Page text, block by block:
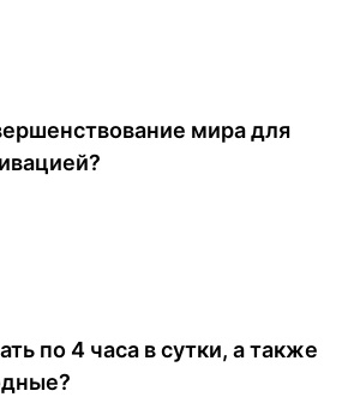
мира для
по 4 часа в сутки, а также